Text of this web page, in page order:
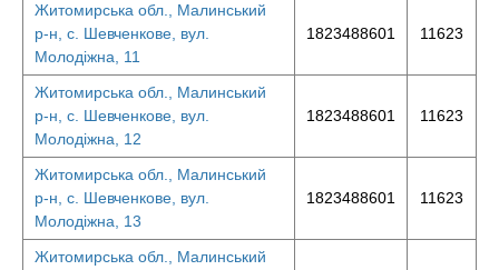
Житомирська обл., Малинський
р-н, с. Шевченкове, вул.
Молодіжна, 11
1823488601 11623
Житомирська обл., Малинський
р-н, с. Шевченкове, вул.
Молодіжна, 12
1823488601 11623
Житомирська обл., Малинський
р-н, с. Шевченкове, вул.
Молодіжна, 13
1823488601 11623
Житомирська обл., Малинський